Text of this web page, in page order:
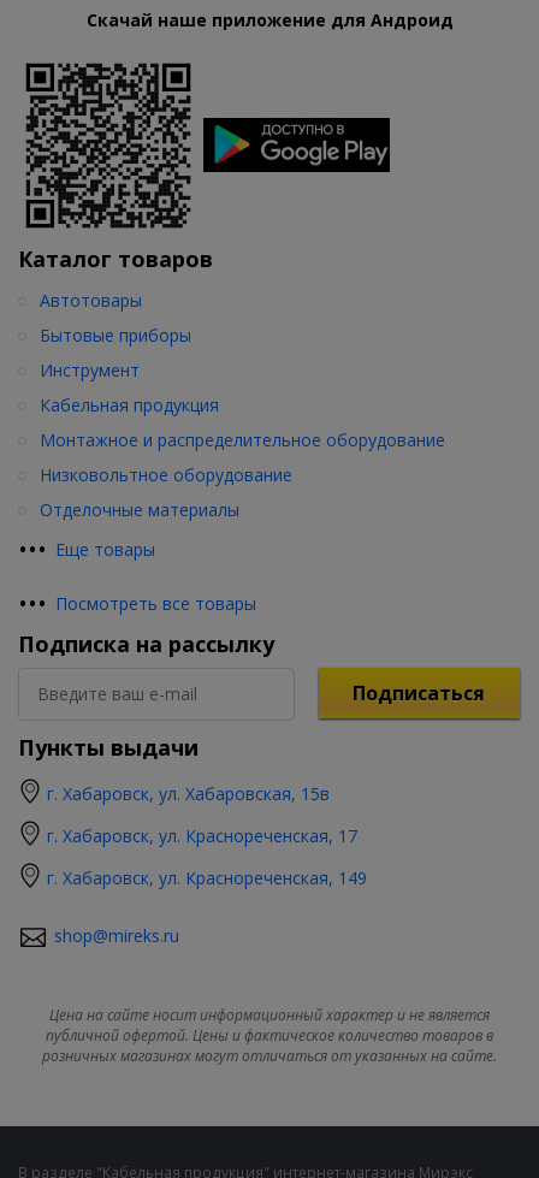
Скачай наше приложение для Андроид
Каталог товаров
••• Еще товары
Автотовары
Бытовые приборы
Инструмент
Кабельная продукция
Монтажное и распределительное оборудование
Низковольтное оборудование
Отделочные материалы
••• Посмотреть все товары
Подписка на рассылку
Подписаться
Пункты выдачи
г. Хабаровск, ул. Хабаровская, 15в
г. Хабаровск, ул. Краснореченская, 17
г. Хабаровск, ул. Краснореченская, 149
shop@mireks.ru
Цена на сайте носит информационный характер и не является
публичной офертой. Цены и фактическое количество товаров в
розничных магазинах могут отличаться от указанных на сайте.
В разделе "Кабельная продукция" интернет-магазина Мирэкс